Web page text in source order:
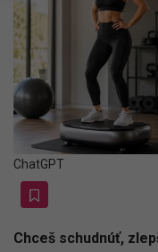
ChatGPT
Chceš schudnúť,